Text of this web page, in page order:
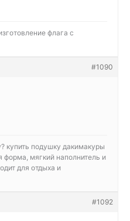
флага с
#1090
купить подушку дакимакуры
мягкий наполнитель и
для отдыха и
#1092